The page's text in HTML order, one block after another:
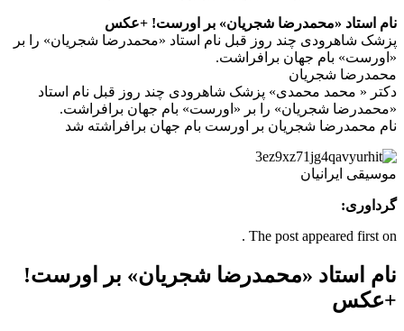
نام استاد «محمدرضا شجریان» بر اورست! +عکس
پزشک شاهرودی چند روز قبل نام استاد «محمدرضا شجریان» را بر
«اورست» بام جهان برافراشت.
محمدرضا شجريان
دکتر « محمد محمدی» پزشک شاهرودی چند روز قبل نام استاد
«محمدرضا شجریان» را بر «اورست» بام جهان برافراشت.
نام محمدرضا شجريان بر اورست بام جهان برافراشته شد
موسیقی ایرانیان
گرداوری:
The post appeared first on .
نام استاد «محمدرضا شجریان» بر اورست!
+عکس